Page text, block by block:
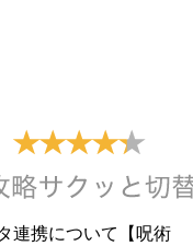
連携について【呪術